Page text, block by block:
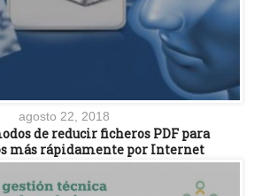
agosto 22, 2018
de reducir ficheros PDF para
más rápidamente por Internet